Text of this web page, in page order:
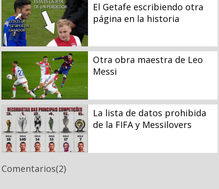
El Getafe escribiendo otra
página en la historia
Otra obra maestra de Leo
Messi
La lista de datos prohibida
de la FIFA y Messilovers
Comentarios(2)